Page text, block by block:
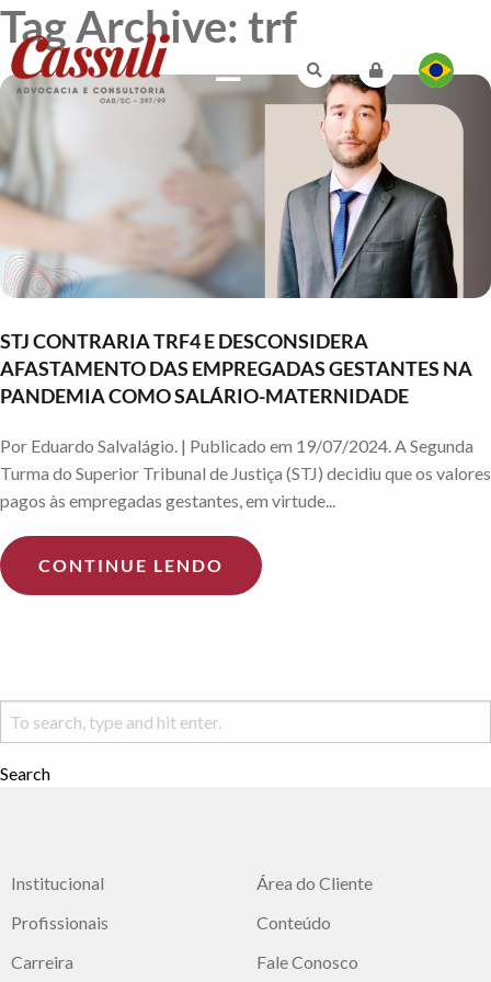
Tag Archive: trf
STJ CONTRARIA TRF4 E DESCONSIDERA
AFASTAMENTO DAS EMPREGADAS GESTANTES NA
PANDEMIA COMO SALÁRIO-MATERNIDADE
Por Eduardo Salvalágio. | Publicado em 19/07/2024. A Segunda
Turma do Superior Tribunal de Justiça (STJ) decidiu que os valores
pagos às empregadas gestantes, em virtude...
CONTINUE LENDO
Search
Institucional
Profissionais
Carreira
Área do Cliente
Conteúdo
Fale Conosco